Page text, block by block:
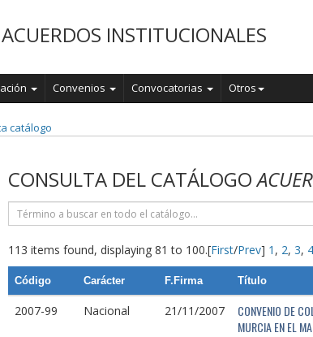
ACUERDOS INSTITUCIONALES
Convenios Convocatorias Otros
catálogo
CONSULTA DEL CATÁLOGO
113 items found, displaying 81 to 100.[First/Prev] 1 , 2, 3, 4
Código Carácter F.Firma Título
2007-99 Nacional 21/11/2007
CONVENIO DE
MURCIA EN EL